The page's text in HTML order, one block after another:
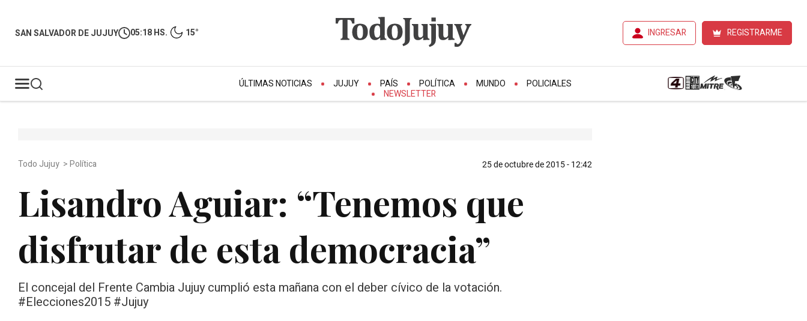
SAN SALVADOR DE JUJUY 05:18 HS. 15° INGRESAR REGISTRARME
ÚLTIMAS NOTICIAS JUJUY PAÍS POLÍTICA MUNDO
POLICIALES
NEWSLETTER
Todo Jujuy >Política 25 de octubre de 2015 - 12:42
Lisandro Aguiar: “Tenemos que
disfrutar de esta democracia”
El concejal del Frente Cambia Jujuy cumplió esta mañana con el deber cívico de la votación.
#Elecciones2015 #Jujuy